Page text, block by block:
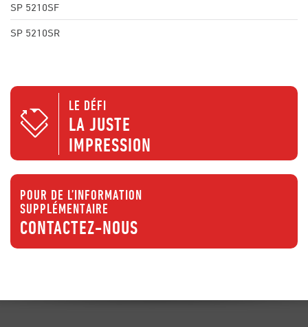
SP 5210SF
SP 5210SR
LE DÉFI
LA JUSTE
IMPRESSION
POUR DE L’INFORMATION
SUPPLÉMENTAIRE
CONTACTEZ-NOUS